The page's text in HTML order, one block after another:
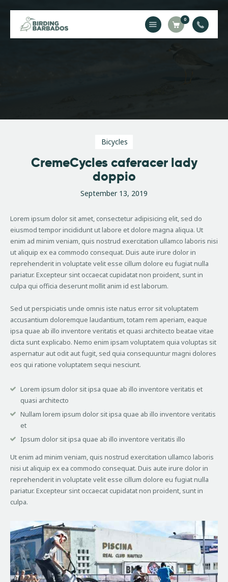
0
Bicycles
CremeCycles caferacer lady
doppio
September 13, 2019
Lorem ipsum dolor sit amet, consectetur adipisicing elit, sed do
eiusmod tempor incididunt ut labore et dolore magna aliqua. Ut
enim ad minim veniam, quis nostrud exercitation ullamco laboris nisi
ut aliquip ex ea commodo consequat. Duis aute irure dolor in
reprehenderit in voluptate velit esse cillum dolore eu fugiat nulla
pariatur. Excepteur sint occaecat cupidatat non proident, sunt in
culpa qui officia deserunt mollit anim id est laborum.
Sed ut perspiciatis unde omnis iste natus error sit voluptatem
accusantium doloremque laudantium, totam rem aperiam, eaque
ipsa quae ab illo inventore veritatis et quasi architecto beatae vitae
dicta sunt explicabo. Nemo enim ipsam voluptatem quia voluptas sit
aspernatur aut odit aut fugit, sed quia consequuntur magni dolores
eos qui ratione voluptatem sequi nesciunt.
Lorem ipsum dolor sit ipsa quae ab illo inventore veritatis et
quasi architecto
Nullam lorem ipsum dolor sit ipsa quae ab illo inventore veritatis
et
Ipsum dolor sit ipsa quae ab illo inventore veritatis illo
Ut enim ad minim veniam, quis nostrud exercitation ullamco laboris
nisi ut aliquip ex ea commodo consequat. Duis aute irure dolor in
reprehenderit in voluptate velit esse cillum dolore eu fugiat nulla
pariatur. Excepteur sint occaecat cupidatat non proident, sunt in
culpa.